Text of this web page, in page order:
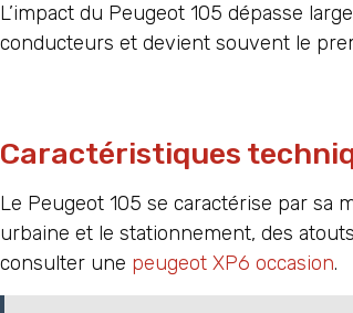
L’impact du Peugeot 105 dépasse
conducteurs et devient souvent le
Caractéristiques
Le Peugeot 105 se caractérise par sa
urbaine et le stationnement, des
consulter une peugeot XP6 occasion.